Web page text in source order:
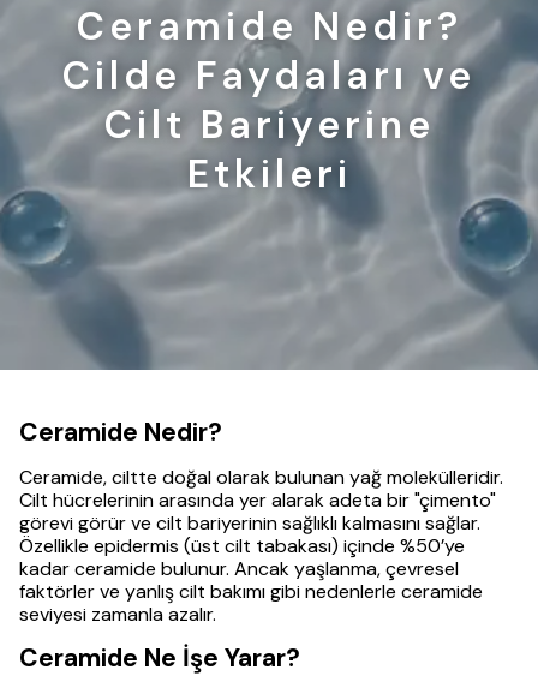
Ceramide Nedir?
Cilde Faydaları ve
Cilt Bariyerine
Etkileri
Ceramide Nedir?
Ceramide, ciltte doğal olarak bulunan yağ molekülleridir.
Cilt hücrelerinin arasında yer alarak adeta bir "çimento"
görevi görür ve cilt bariyerinin sağlıklı kalmasını sağlar.
Özellikle epidermis (üst cilt tabakası) içinde %50’ye
kadar ceramide bulunur. Ancak yaşlanma, çevresel
faktörler ve yanlış cilt bakımı gibi nedenlerle ceramide
seviyesi zamanla azalır.
Ceramide Ne İşe Yarar?